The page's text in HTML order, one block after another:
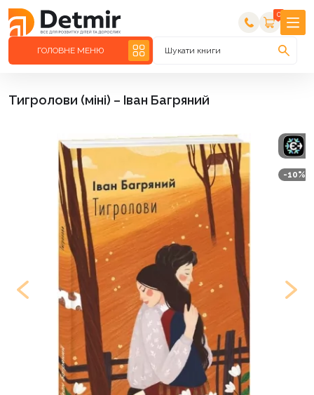
0
ГОЛОВНЕ МЕНЮ Шукати книги
Тигролови (міні) – Іван Багряний
-10%